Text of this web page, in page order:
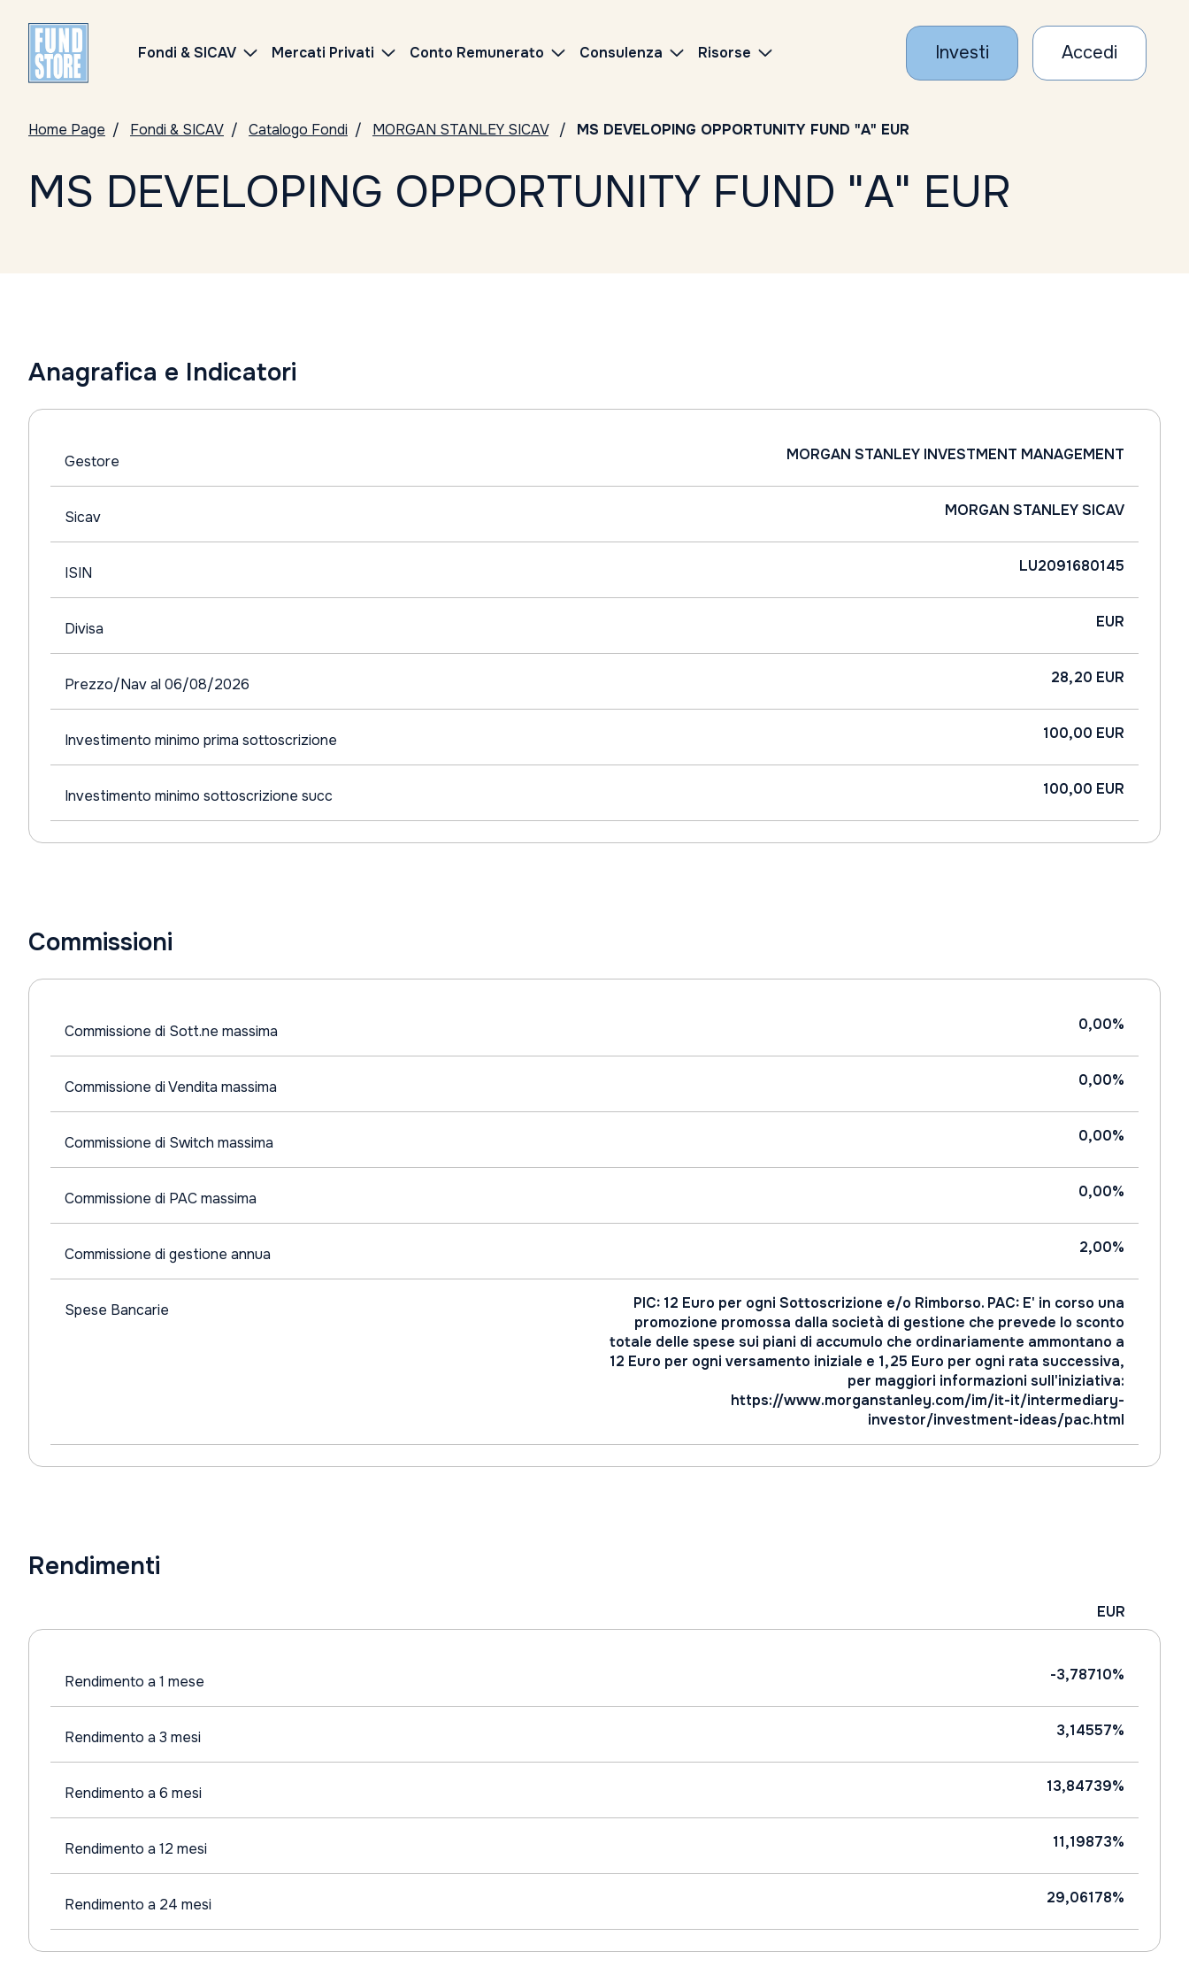
Fondi & SICAV Mercati Privati Conto Remunerato Consulenza Risorse Investi Accedi
Home Page Fondi & SICAV Catalogo Fondi MORGAN STANLEY SICAV MS DEVELOPING OPPORTUNITY FUND "A" EUR
MS DEVELOPING OPPORTUNITY FUND "A" EUR
Anagrafica e Indicatori
Gestore MORGAN STANLEY INVESTMENT MANAGEMENT
Sicav MORGAN STANLEY SICAV
ISIN LU2091680145
Divisa EUR
Prezzo/Nav al 06/08/2026 28,20 EUR
Investimento minimo prima sottoscrizione 100,00 EUR
Investimento minimo sottoscrizione succ 100,00 EUR
Commissioni
Commissione di Sott.ne massima 0,00%
Commissione di Vendita massima 0,00%
Commissione di Switch massima 0,00%
Commissione di PAC massima 0,00%
Commissione di gestione annua 2,00%
Spese Bancarie
PIC: 12 Euro per ogni Sottoscrizione e/o Rimborso. PAC: E' in corso una
promozione promossa dalla società di gestione che prevede lo sconto
totale delle spese sui piani di accumulo che ordinariamente ammontano a
12 Euro per ogni versamento iniziale e 1,25 Euro per ogni rata successiva,
per maggiori informazioni sull'iniziativa:
https://www.morganstanley.com/im/it-it/intermediary-
investor/investment-ideas/pac.html
Rendimenti
EUR
Rendimento a 1 mese -3,78710%
Rendimento a 3 mesi 3,14557%
Rendimento a 6 mesi 13,84739%
Rendimento a 12 mesi 11,19873%
Rendimento a 24 mesi 29,06178%